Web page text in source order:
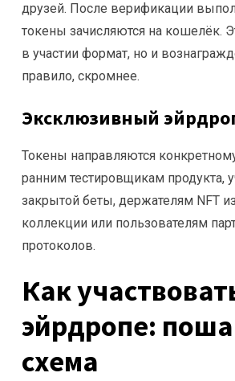
друзей. После верификации
токены зачисляются на кошелёк.
в участии формат, но и
правило, скромнее.
Эксклюзивный
Токены направляются
ранним тестировщикам продукта,
закрытой беты, держателям NFT
коллекции или пользователям
протоколов.
Как
эйрдропе:
схема